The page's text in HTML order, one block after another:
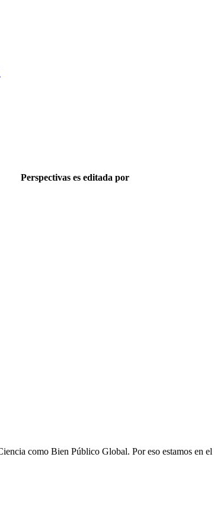
Perspectivas es editada por
como Bien Público Global. Por eso estamos en el